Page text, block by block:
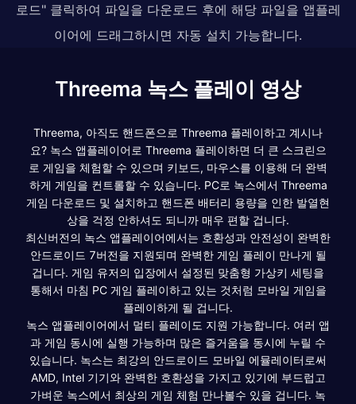
로드" 클릭하여 파일을 다운로드 후에 해당 파일을 앱플레
이어에 드래그하시면 자동 설치 가능합니다.
Threema 녹스 플레이 영상
Threema, 아직도 핸드폰으로 Threema 플레이하고 계시나
요? 녹스 앱플레이어로 Threema 플레이하면 더 큰 스크린으
로 게임을 체험할 수 있으며 키보드, 마우스를 이용해 더 완벽
하게 게임을 컨트롤할 수 있습니다. PC로 녹스에서 Threema
게임 다운로드 및 설치하고 핸드폰 배터리 용량을 인한 발열현
상을 걱정 안하셔도 되니까 매우 편할 겁니다.
최신버전의 녹스 앱플레이어에서는 호환성과 안전성이 완벽한
안드로이드 7버전을 지원되며 완벽한 게임 플레이 만나게 될
겁니다. 게임 유저의 입장에서 설정된 맞춤형 가상키 세팅을
통해서 마침 PC 게임 플레이하고 있는 것처럼 모바일 게임을
플레이하게 될 겁니다.
녹스 앱플레이어에서 멀티 플레이도 지원 가능합니다. 여러 앱
과 게임 동시에 실행 가능하며 많은 즐거움을 동시에 누릴 수
있습니다. 녹스는 최강의 안드로이드 모바일 에뮬레이터로써
AMD, Intel 기기와 완벽한 호환성을 가지고 있기에 부드럽고
가벼운 녹스에서 최상의 게임 체험 만나볼수 있을 겁니다. 녹